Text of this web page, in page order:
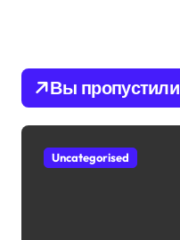
Вы пропустили
Uncategorised